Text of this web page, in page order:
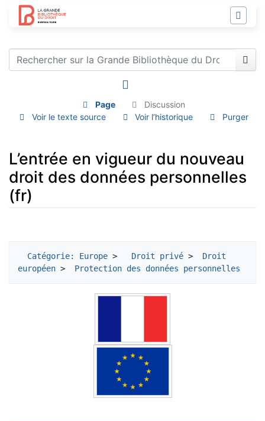
Page
Discussion
Voir le texte source
Voir l’historique Purger
L’entrée en vigueur du nouveau
droit des données personnelles
(fr)
Catégorie: Europe > Droit privé >
Droit
européen > Protection des données personnelles